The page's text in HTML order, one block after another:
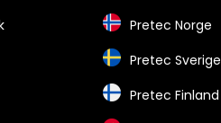
Pretec Norge
Pretec Sverige
Pretec Finland